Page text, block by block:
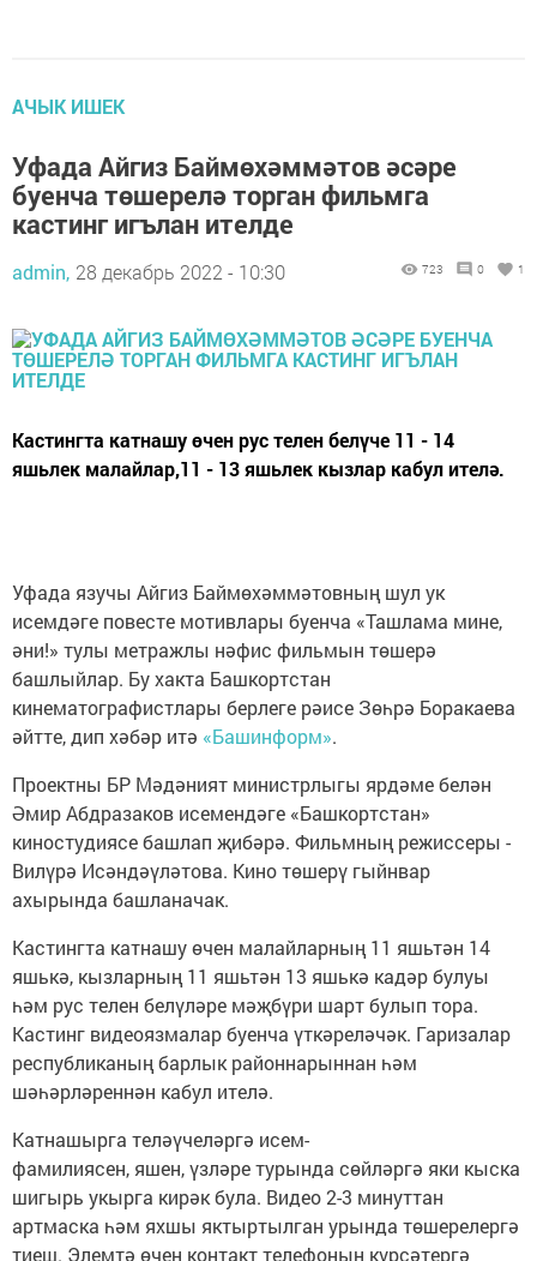
АЧЫК ИШЕК
Уфада Айгиз Баймөхәммәтов әсәре
буенча төшерелә торган фильмга
кастинг игълан ителде
admin, 28 декабрь 2022 - 10:30 723 0 1
Кастингта катнашу өчен рус телен белүче 11 - 14
яшьлек малайлар,11 - 13 яшьлек кызлар кабул ителә.
Уфада язучы Айгиз Баймөхәммәтовның шул ук
исемдәге повесте мотивлары буенча «Ташлама мине,
әни!» тулы метражлы нәфис фильмын төшерә
башлыйлар. Бу хакта Башкортстан
кинематографистлары берлеге рәисе Зөһрә Боракаева
әйтте, дип хәбәр итә «Башинформ».
Проектны БР Мәдәният министрлыгы ярдәме белән
Әмир Абдразаков исемендәге «Башкортстан»
киностудиясе башлап җибәрә. Фильмның режиссеры -
Вилүрә Исәндәүләтова. Кино төшерү гыйнвар
ахырында башланачак.
Кастингта катнашу өчен малайларның 11 яшьтән 14
яшькә, кызларның 11 яшьтән 13 яшькә кадәр булуы
һәм рус телен белүләре мәҗбүри шарт булып тора.
Кастинг видеоязмалар буенча үткәреләчәк. Гаризалар
республиканың барлык районнарыннан һәм
шәһәрләреннән кабул ителә.
Катнашырга теләүчеләргә исем-
фамилиясен, яшен, үзләре турында сөйләргә яки кыска
шигырь укырга кирәк була. Видео 2-3 минуттан
артмаска һәм яхшы яктыртылган урында төшерелергә
тиеш. Элемтә өчен контакт телефонын күрсәтергә